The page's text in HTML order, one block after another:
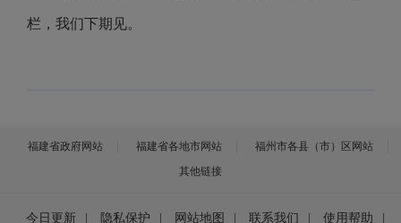
栏，我们下期见。
福建省政府网站 福建省各地市网站
福州市各县（市）区网站
其他链接
今日更新 隐私保护 网站地图 联系我们 使用帮助